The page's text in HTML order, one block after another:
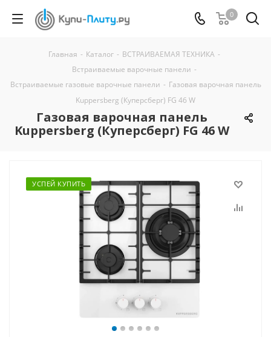
0
Главная - Каталог - ВСТРАИВАЕМАЯ ТЕХНИКА -
Встраиваемые варочные панели -
Встраиваемые газовые варочные панели - Газовая варочная панель
Kuppersberg (Куперсберг) FG 46 W
Газовая варочная панель
Kuppersberg (Куперсберг) FG 46 W
УСПЕЙ КУПИТЬ